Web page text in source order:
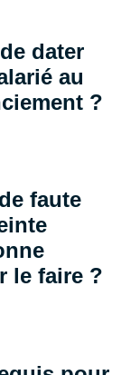
dater
au
?
faute
le faire ?